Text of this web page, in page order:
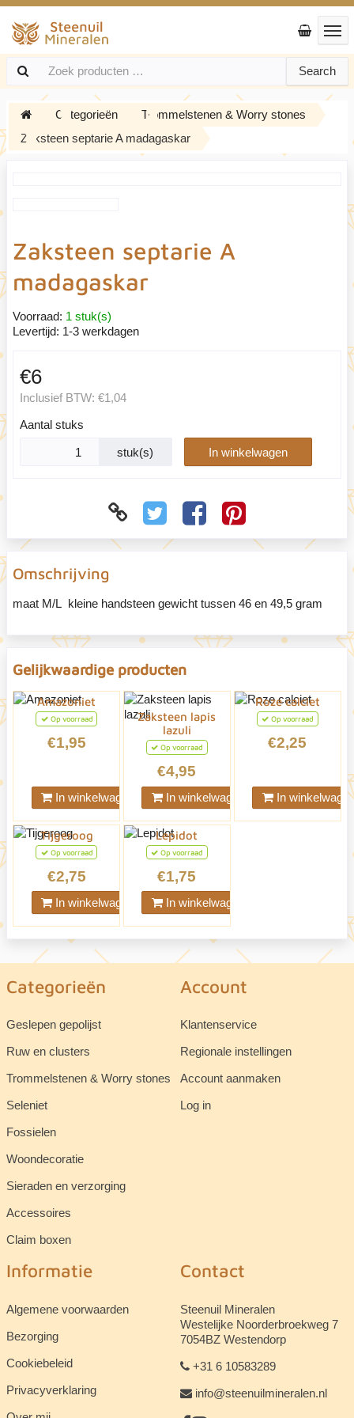
Search
Categorieën
Trommelstenen & Worry stones
Zaksteen septarie A madagaskar
Zaksteen septarie A
madagaskar
Voorraad: 1 stuk(s)
Levertijd: 1-3 werkdagen
€6
Inclusief BTW: €1,04
Aantal stuks
stuk(s) In winkelwagen
Omschrijving
maat M/L kleine handsteen gewicht tussen 46 en 49,5 gram
Gelijkwaardige producten
Amazoniet
Op voorraad
€1,95
In winkelwagen
Zaksteen lapis
lazuli
Op voorraad
€4,95
In winkelwagen
Roze calciet
Op voorraad
€2,25
In
Tijgeroog
Op voorraad
€2,75
In winkelwagen
Lepidot
Op voorraad
€1,75
In winkelwagen
Categorieën
Geslepen gepolijst
Ruw en clusters
Trommelstenen & Worry stones
Seleniet
Fossielen
Woondecoratie
Sieraden en verzorging
Accessoires
Claim boxen
Account
Klantenservice
Regionale instellingen
Account aanmaken
Log in
Informatie
Algemene voorwaarden
Bezorging
Cookiebeleid
Privacyverklaring
Contact
Steenuil Mineralen
Westelijke Noorderbroekweg 7
7054BZ Westendorp
+31 6 10583289
info@steenuilmineralen.nl